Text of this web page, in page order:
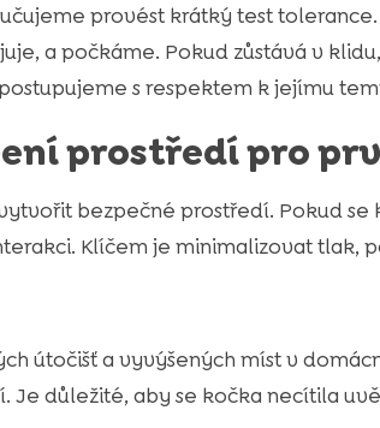
provést krátký test
a počkáme. Pokud zůstává v
s respektem k jejímu
prostředí pro
bezpečné prostředí. Pokud se
Klíčem je minimalizovat tlak,
útočišť a vyvýšených míst v
Je důležité, aby se kočka necítila